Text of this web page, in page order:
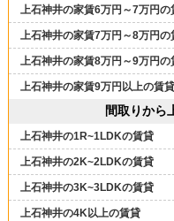
上石神井の家賃6万円～7万円の
上石神井の家賃7万円～8万円の
上石神井の家賃8万円～9万円の
上石神井の家賃9万円以上の賃貸
間取りから
上石神井の1R~1LDKの賃貸
上石神井の2K~2LDKの賃貸
上石神井の3K~3LDKの賃貸
上石神井の4K以上の賃貸